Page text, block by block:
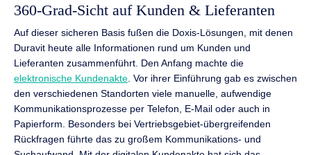
360-Grad-Sicht auf Kunden & Lieferanten
Auf dieser sicheren Basis fußen die Doxis-Lösungen, mit denen
Duravit heute alle Informationen rund um Kunden und
Lieferanten zusammenführt. Den Anfang machte die
elektronische Kundenakte . Vor ihrer Einführung gab es zwischen
den verschiedenen Standorten viele manuelle, aufwendige
Kommunikationsprozesse per Telefon, E-Mail oder auch in
Papierform. Besonders bei Vertriebsgebiet-übergreifenden
Rückfragen führte das zu großem Kommunikations- und